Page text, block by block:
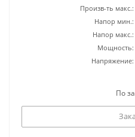
Произв-ть макс.:
Напор мин.:
Напор макс.:
Мощность:
Напряжение:
По